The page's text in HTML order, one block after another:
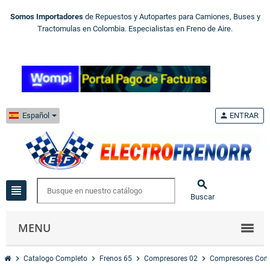
Somos Importadores de Repuestos y Autopartes para Camiones, Buses y
Tractomulas en Colombia. Especialistas en Freno de Aire.
Español
view_headline 
Buscar
person ENTRAR
MENU
chevron_right Catalogo Completo chevron_right Frenos 65 chevron_right Compresores 02 chevron_right Compresores